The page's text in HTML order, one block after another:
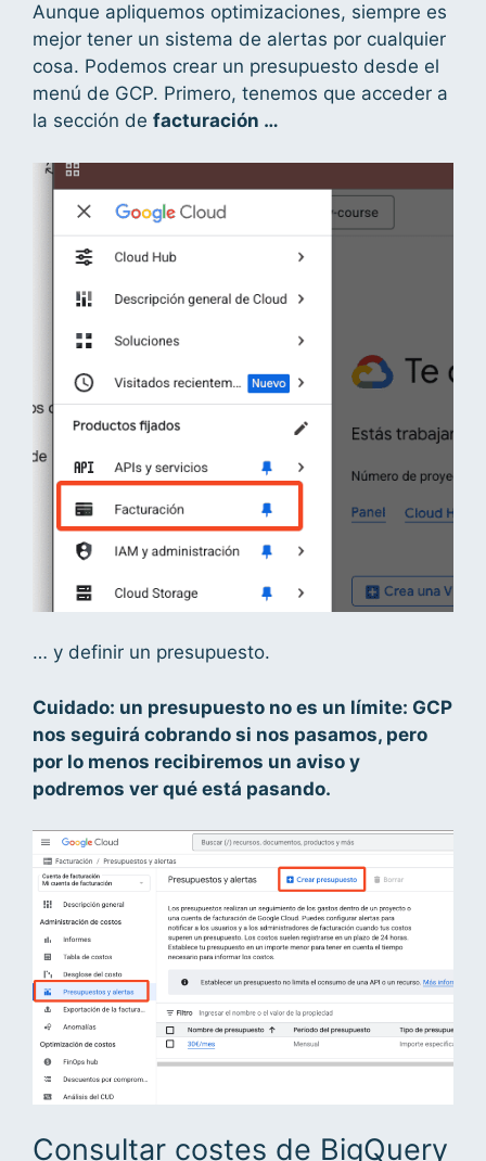
Aunque apliquemos optimizaciones, siempre es
mejor tener un sistema de alertas por cualquier
cosa. Podemos crear un presupuesto desde el
menú de GCP. Primero, tenemos que acceder a
la sección de facturación …
… y definir un presupuesto.
Cuidado: un presupuesto no es un límite: GCP
nos seguirá cobrando si nos pasamos, pero
por lo menos recibiremos un aviso y
podremos ver qué está pasando.
Consultar costes de BigQuery